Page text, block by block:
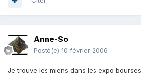
Anne-So
Posté(e) 10 février 2006
Je trouve les miens dans les expo bourses